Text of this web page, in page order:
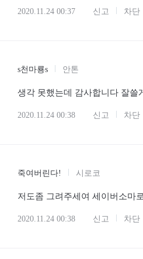
2020.11.24 00:37 신고 차단
s천마룡s 안톤
생각 못했는데 감사합니다 잘쓸
2020.11.24 00:38 신고 차단
죽여버린다! 시로코
저도좀 그려주세여 세이버소마
2020.11.24 00:38 신고 차단